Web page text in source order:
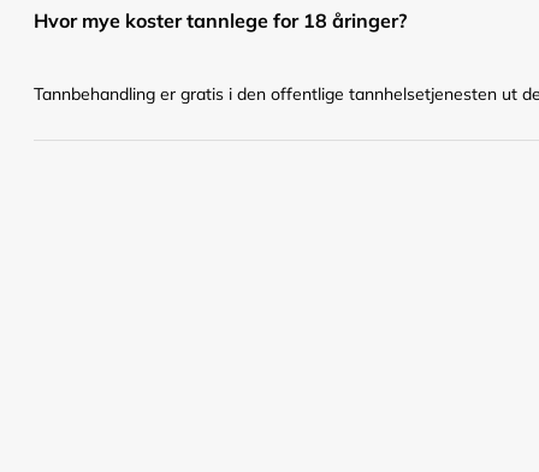
Hvor mye koster tannlege for 18 åringer?
Tannbehandling er gratis i den offentlige tannhelsetjenesten ut